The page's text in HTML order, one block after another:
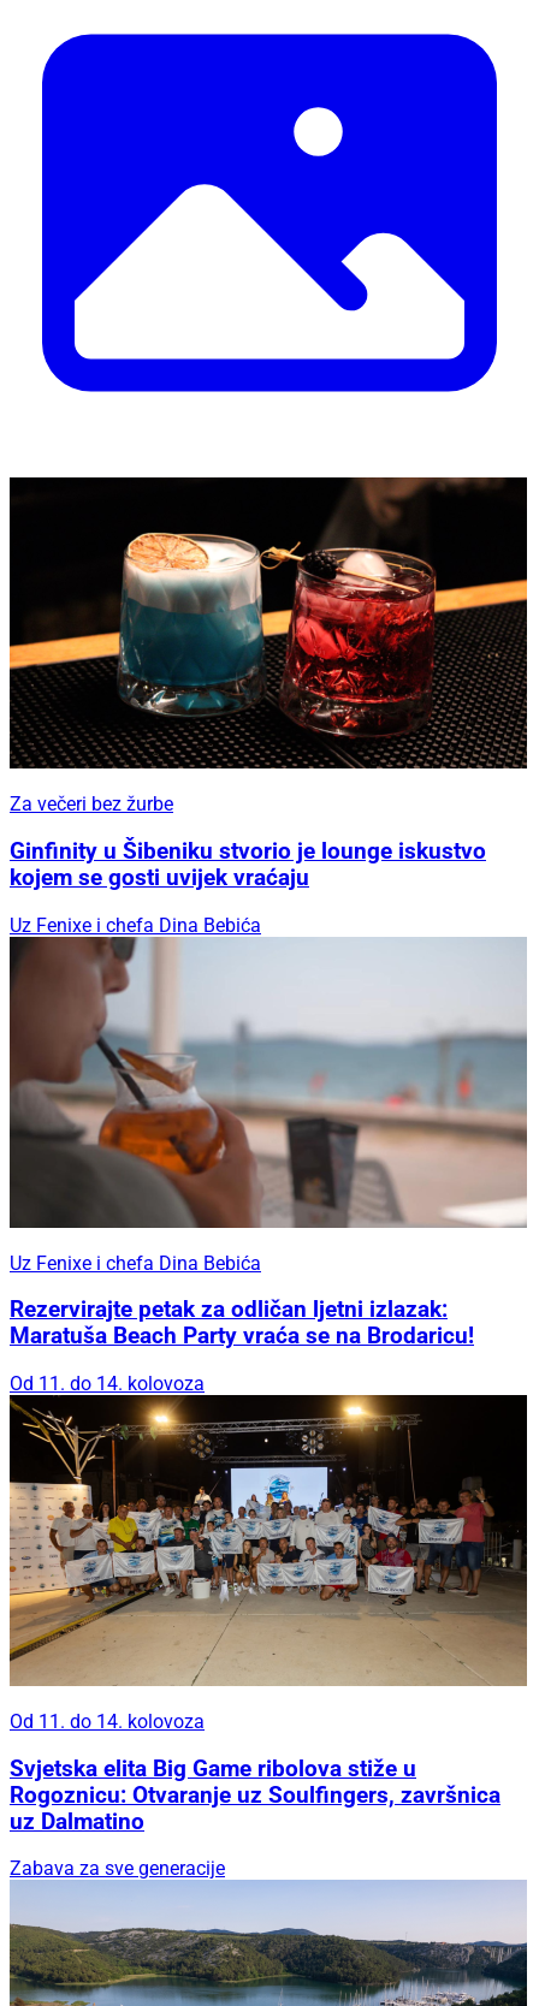
Za večeri bez žurbe
Ginfinity u Šibeniku stvorio je lounge iskustvo
kojem se gosti uvijek vraćaju
Uz Fenixe i chefa Dina Bebića
Uz Fenixe i chefa Dina Bebića
Rezervirajte petak za odličan ljetni izlazak:
Maratuša Beach Party vraća se na Brodaricu!
Od 11. do 14. kolovoza
Od 11. do 14. kolovoza
Svjetska elita Big Game ribolova stiže u
Rogoznicu: Otvaranje uz Soulfingers, završnica
uz Dalmatino
Zabava za sve generacije